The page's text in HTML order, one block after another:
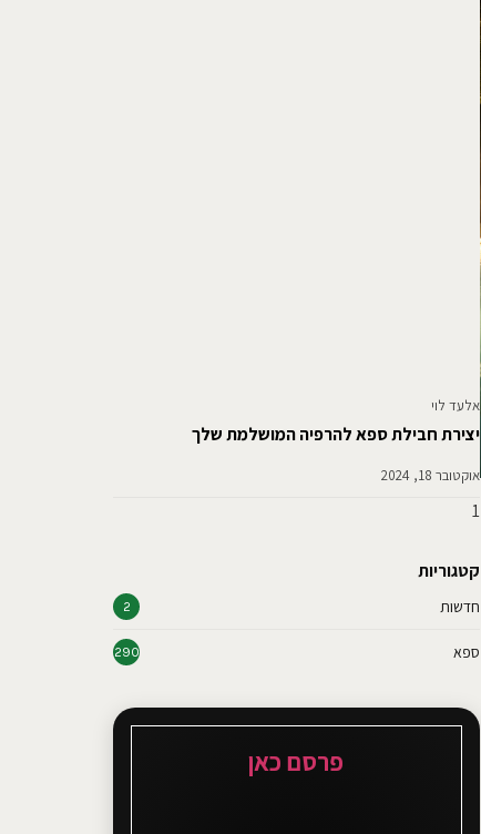
יצירת חבילת ספא להרפיה המושלמת שלך
אלעד לוי
אוקטובר 18, 2024
קטגוריות
חדשות 2
ספא 290
פרסם כאן